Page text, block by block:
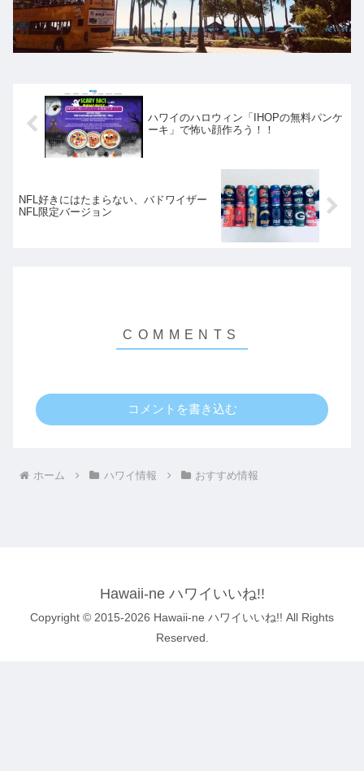
ハワイのハロウィン「IHOPの無料パンケ
ーキ」で怖い顔作ろう！！
NFL好きにはたまらない、バドワイザー
NFL限定バージョン
コメントを書き込む
ホーム ハワイ情報 おすすめ情報
Hawaii-ne ハワイいいね!!
Copyright © 2015-2026 Hawaii-ne ハワイいいね!! All Rights
Reserved.